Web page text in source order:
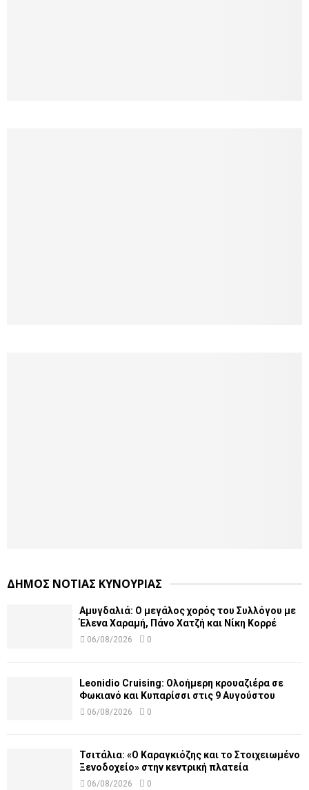
ΔΗΜΟΣ ΝΟΤΙΑΣ ΚΥΝΟΥΡΙΑΣ
Αμυγδαλιά: Ο μεγάλος χορός του Συλλόγου με
Έλενα Χαραμή, Πάνο Χατζή και Νίκη Κορρέ
06/08/2026 0
Leonidio Cruising: Ολοήμερη κρουαζιέρα σε
Φωκιανό και Κυπαρίσσι στις 9 Αυγούστου
06/08/2026 0
Τσιτάλια: «Ο Καραγκιόζης και το Στοιχειωμένο
Ξενοδοχείο» στην κεντρική πλατεία
06/08/2026 0